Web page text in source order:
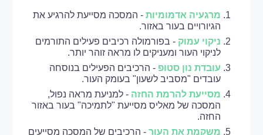
מרגעיה אדמומיות - המסכה מסייעת להרגיע את
הגיורויים בעור באזור.
ניקוי עמוק - בפורמולה רכיבים פעילים התורמים
לניקוי העור ומעניקים לו מראה זוהר יותר.
עובדת נון סטופ - הרכיבים הפעילים בנוסחה
עובדים "מסביב לשעון" בעומק העור.
מסייעת להרמת החזה - למניעת מראה נפול,
המסכה של מאליס מסייעת "לתמיכה" בעור באזור
החזה.
משקמת את העור - הרכיבים של המסכה מסייעים